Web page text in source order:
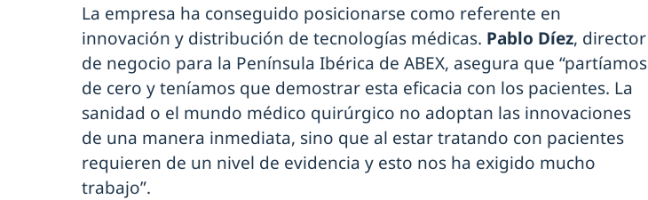
La empresa ha conseguido posicionarse como referente en
innovación y distribución de tecnologías médicas. Pablo Díez, director
de negocio para la Península Ibérica de ABEX, asegura que “partíamos
de cero y teníamos que demostrar esta eficacia con los pacientes. La
sanidad o el mundo médico quirúrgico no adoptan las innovaciones
de una manera inmediata, sino que al estar tratando con pacientes
requieren de un nivel de evidencia y esto nos ha exigido mucho
trabajo”.